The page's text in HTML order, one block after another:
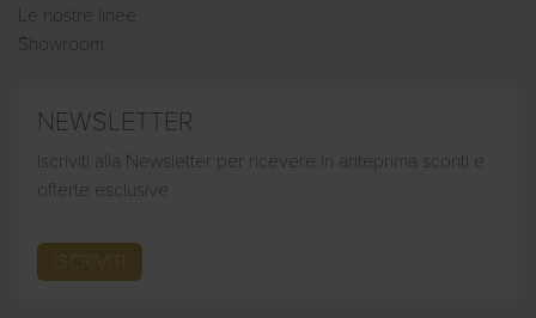
Le nostre linee
Showroom
NEWSLETTER
Iscriviti alla Newsletter per ricevere in anteprima sconti e
offerte esclusive
ISCRIVITI